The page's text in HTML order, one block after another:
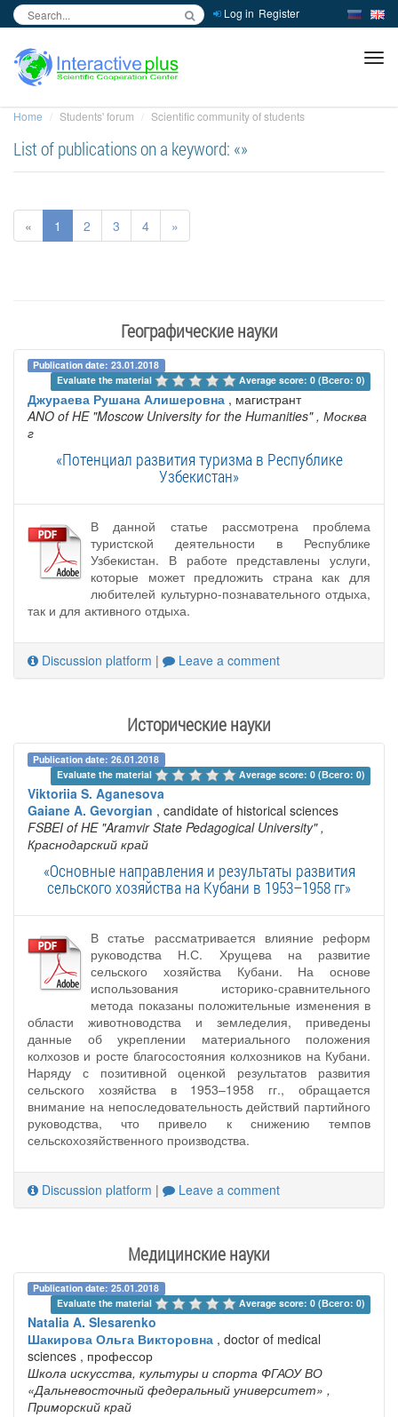
Log in Register
Home Students' forum Scientific community of students
List of publications on a keyword: «»
« 1 2 3 4 »
Географические науки
Publication date: 23.01.2018
Evaluate the material
Average score: 0 (Всего: 0)
Джураева Рушана Алишеровна , магистрант
ANO of HE "Moscow University for the Humanities" , Москва
г
«Потенциал развития туризма в Республике
Узбекистан»
В данной статье рассмотрена проблема
туристской деятельности в Республике
Узбекистан. В работе представлены услуги,
которые может предложить страна как для
любителей культурно-познавательного отдыха,
так и для активного отдыха.
Discussion platform | Leave a comment
Исторические науки
Publication date: 26.01.2018
Evaluate the material
Average score: 0 (Всего: 0)
Viktoriia S. Aganesova
Gaiane A. Gevorgian , candidate of historical sciences
FSBEI of HE "Aramvir State Pedagogical University" ,
Краснодарский край
«Основные направления и результаты развития
сельского хозяйства на Кубани в 1953–1958 гг»
В статье рассматривается влияние реформ
руководства Н.С. Хрущева на развитие
сельского хозяйства Кубани. На основе
использования историко-сравнительного
метода показаны положительные изменения в
области животноводства и земледелия, приведены
данные об укреплении материального положения
колхозов и росте благосостояния колхозников на Кубани.
Наряду с позитивной оценкой результатов развития
сельского хозяйства в 1953–1958 гг., обращается
внимание на непоследовательность действий партийного
руководства, что привело к снижению темпов
сельскохозяйственного производства.
Discussion platform | Leave a comment
Медицинские науки
Publication date: 25.01.2018
Evaluate the material
Average score: 0 (Всего: 0)
Natalia A. Slesarenko
Шакирова Ольга Викторовна , doctor of medical
sciences , профессор
Школа искусства, культуры и спорта ФГАОУ ВО
«Дальневосточный федеральный университет» ,
Приморский край